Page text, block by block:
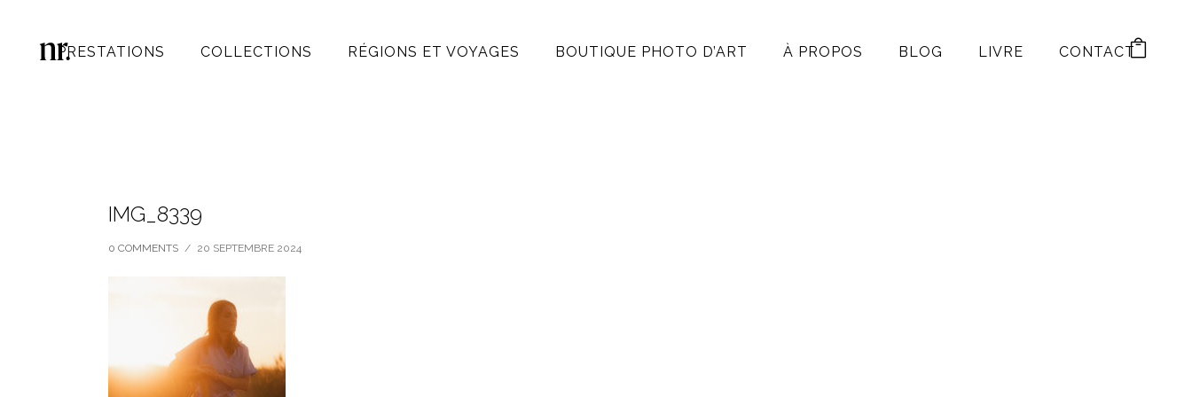
PRESTATIONS COLLECTIONS RÉGIONS ET VOYAGES BOUTIQUE PHOTO D’ART À PROPOS BLOG LIVRE CONTACT
IMG_8339
0 COMMENTS / 20 SEPTEMBRE 2024